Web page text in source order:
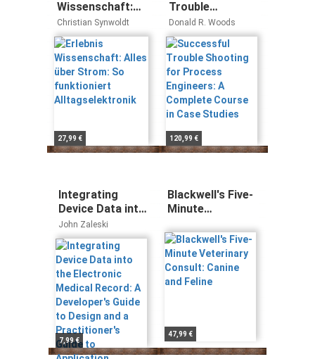
Wissenschaft:
Alles über
Strom: So
funktioniert
Alltagselektronik
Christian Synwoldt
27,99 €
Trouble
Shooting for
Process
Engineers: A
Complete
Course in Case
Studies
Donald R. Woods
120,99 €
Integrating
Device Data into
the Electronic
Medical Record:
A Developer's
Guide to Design
and a
Practitioner's
Guide to
Application
John Zaleski
7,99 €
Blackwell's Five-
Minute
Consult: Canine
and Feline
47,99 €